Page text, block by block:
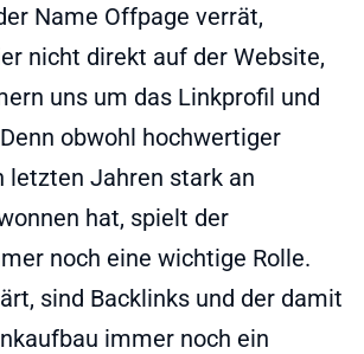
Name Offpage verrät,
nicht direkt auf der Website,
uns um das Linkprofil und
obwohl hochwertiger
letzten Jahren stark an
hat, spielt der
noch eine wichtige Rolle.
sind Backlinks und der damit
immer noch ein